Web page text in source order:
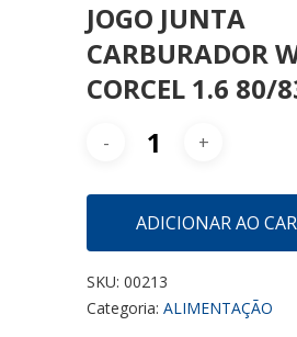
JOGO JUNTA
CARBURADOR
CORCEL 1.6 80/
ADICIONAR AO
SKU: 00213
Categoria: ALIMENTAÇÃO